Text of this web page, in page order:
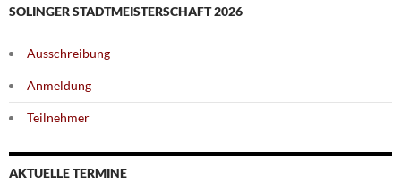
SOLINGER STADTMEISTERSCHAFT 2026
Ausschreibung
Anmeldung
Teilnehmer
AKTUELLE TERMINE